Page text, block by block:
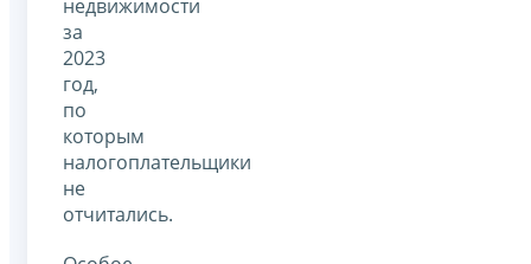
недвижимости
за
2023
год,
по
которым
налогоплательщики
не
отчитались.